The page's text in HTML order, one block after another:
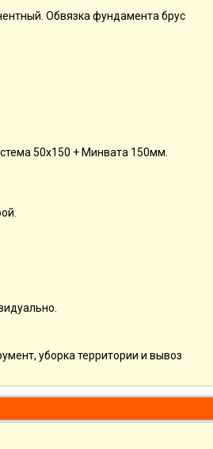
Обвязка фундамента брус
50х150 + Минвата 150мм.
уборка территории и вывоз